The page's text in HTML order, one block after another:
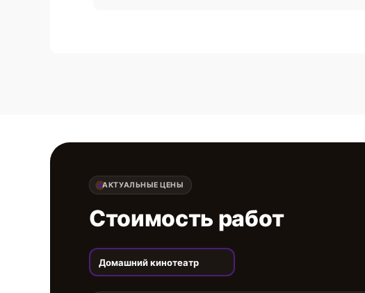
АКТУАЛЬНЫЕ ЦЕНЫ
Стоимость работ
Домашний кинотеатр